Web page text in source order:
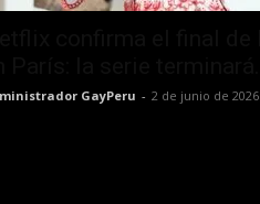
GayPeru - 2 de junio de 2026